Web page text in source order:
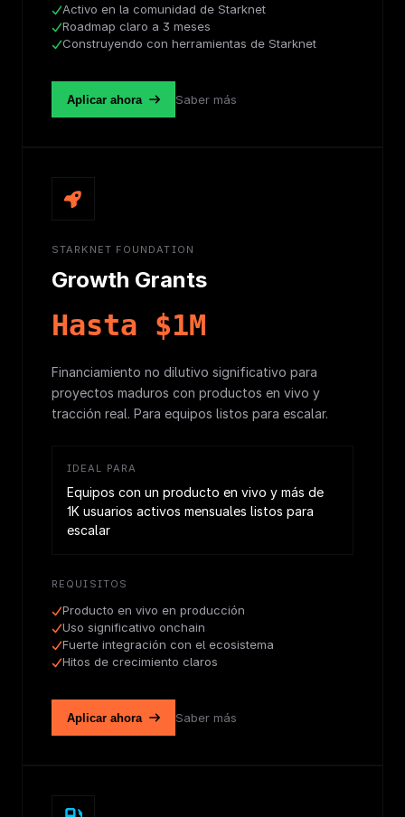
Activo en la comunidad de Starknet
Roadmap claro a 3 meses
Construyendo con herramientas de Starknet
Aplicar ahora Saber más
STARKNET FOUNDATION
Growth Grants
Hasta $1M
Financiamiento no dilutivo significativo para
proyectos maduros con productos en vivo y
tracción real. Para equipos listos para escalar.
IDEAL PARA
Equipos con un producto en vivo y más de
1K usuarios activos mensuales listos para
escalar
REQUISITOS
Producto en vivo en producción
Uso significativo onchain
Fuerte integración con el ecosistema
Hitos de crecimiento claros
Aplicar ahora Saber más